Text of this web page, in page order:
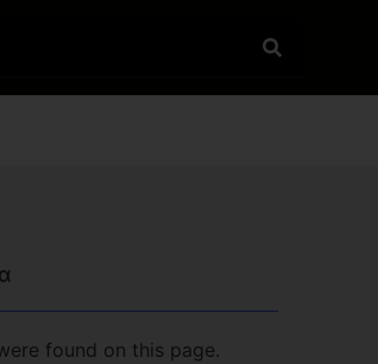
found on this page.